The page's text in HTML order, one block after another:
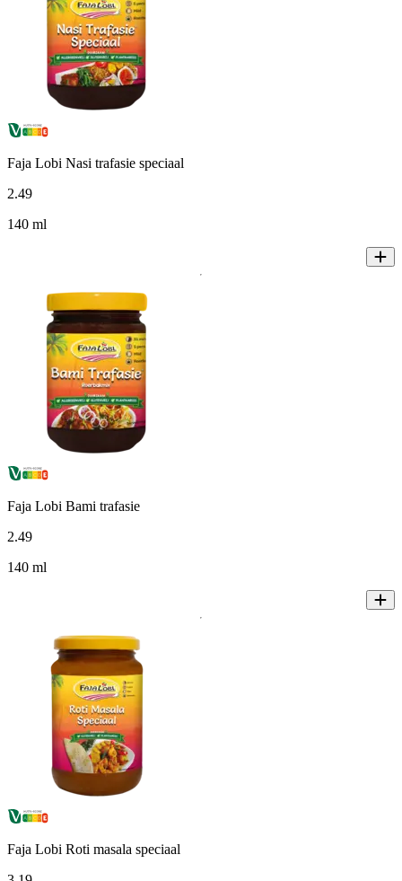
Faja Lobi Nasi trafasie speciaal
2.49
140 ml
Faja Lobi Bami trafasie
2.49
140 ml
Faja Lobi Roti masala speciaal